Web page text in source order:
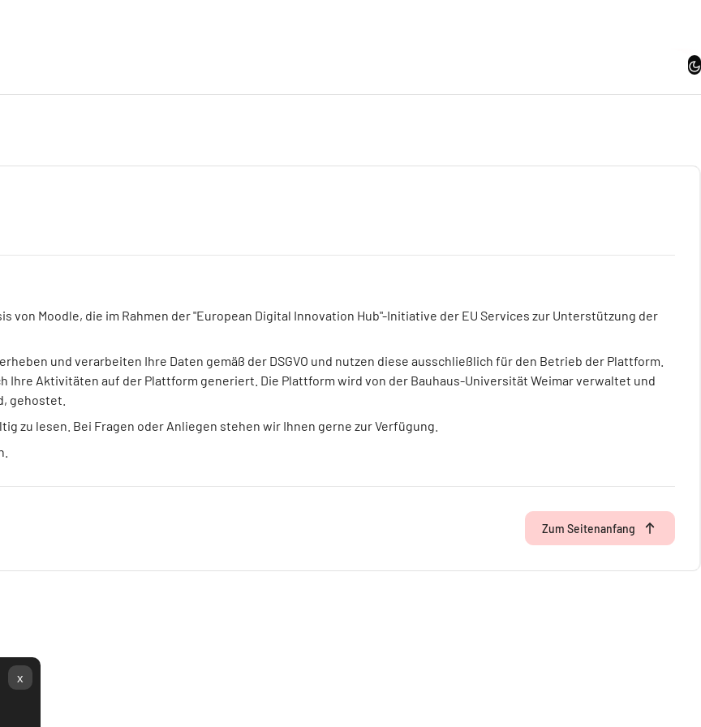
x
von Moodle, die im Rahmen der "European Digital Innovation Hub"-Initiative der EU Services zur Unterstützung der
und verarbeiten Ihre Daten gemäß der DSGVO und nutzen diese ausschließlich für den Betrieb der Plattform.
Ihre Aktivitäten auf der Plattform generiert. Die Plattform wird von der Bauhaus-Universität Weimar verwaltet und
gehostet.
zu lesen. Bei Fragen oder Anliegen stehen wir Ihnen gerne zur Verfügung.
Zum Seitenanfang